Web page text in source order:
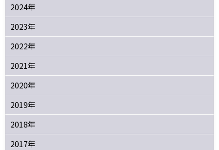
2024年
2023年
2022年
2021年
2020年
2019年
2018年
2017年